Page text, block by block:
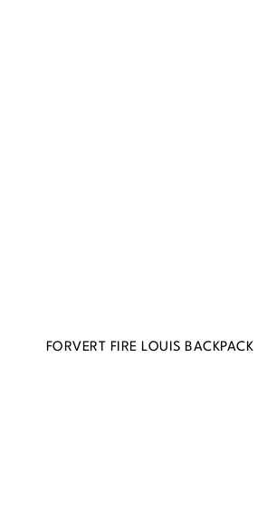
FORVERT FIRE LOUIS BACKPACK